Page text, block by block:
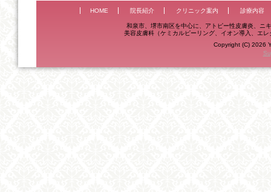
HOME 院長紹介 クリニック案内 診療内容
和泉市、堺市南区を中心に、アトピー性皮膚炎、ニ
美容皮膚科（ケミカルピーリング、イオン導入、エ
Copyright (C) 2026